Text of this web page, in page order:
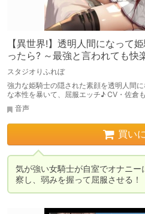
【異世界!】透明人間になって
ったら? ～最強と言われても快
んですねwww～【KU100】
スタジオりふれぼ
強力な姫騎士の隠された素顔を透明人間
な本性を暴いて、屈服エッチ♪ CV・佐倉
音声
買い
気が強い女騎士が自室でオナニー
察し、弱みを握って屈服させる！